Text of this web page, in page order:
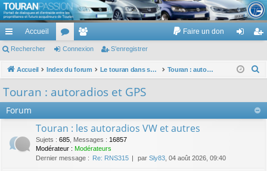
TouranPassion
Le forum des propriétaires ou futurs acquéreurs du Volkswagen Touran
cc
ès
pi
de
Accueil
or
u
s
e
m
es
Faire un don
ne
on
nr
ist
re
Rechercher Connexion S’enregistrer
Accueil Index du forum Le touran dans ses versions I (V1 V2 V3) et II ... Touran : autoradios et GPS
Touran : autoradios et GPS
Forum
Touran : les autoradios VW et autres
Sujets : 685 Messages : 16857
Modérateur : Modérateurs
Dernier message : Re: RNS315 par Sly83 , 04 août 2026, 09:40